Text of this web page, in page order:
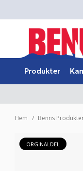
Produkter
Hem Benns
ORGINALDEL